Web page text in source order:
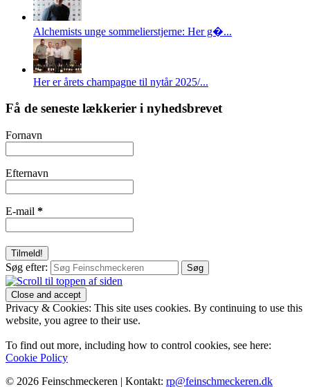
Alchemists unge sommelierstjerne: Her g�...
Her er årets champagne til nytår 2025/...
Få de seneste lækkerier i nyhedsbrevet
Fornavn
Efternavn
E-mail *
Søg efter:
Privacy & Cookies: This site uses cookies. By continuing to use this
website, you agree to their use.
To find out more, including how to control cookies, see here:
Cookie Policy
© 2026 Feinschmeckeren | Kontakt: rp@feinschmeckeren.dk